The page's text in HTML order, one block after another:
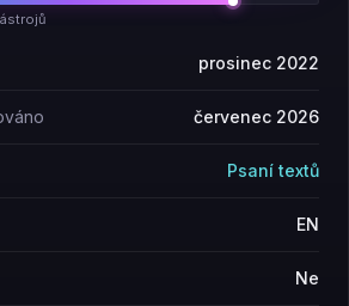
prosinec 2022
červenec 2026
Psaní textů
EN
Ne